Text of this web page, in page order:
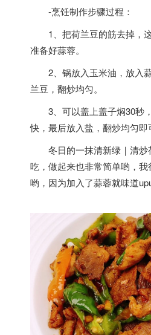
-烹饪制作步骤过程：
1、把荷兰豆的筋去掉，
准备好蒜蓉。
2、锅放入玉米油，放入
兰豆，翻炒均匀。
3、可以盖上盖子焖30秒
快，最后放入盐，翻炒均匀即
冬日的一抹清新绿｜清炒
吃，做起来也非常简单哟，
哟，因为加入了蒜蓉就味道